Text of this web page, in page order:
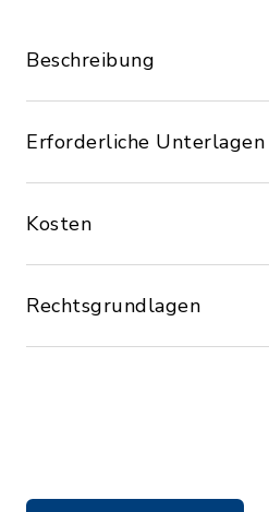
Beschreibung
Erforderliche Unterlagen
Kosten
Rechtsgrundlagen